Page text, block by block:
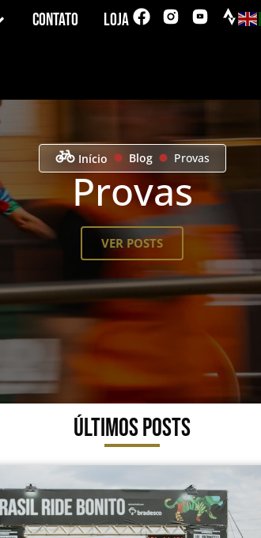
Contato Loja
Início Blog Provas
Provas
VER POSTS
Últimos Posts